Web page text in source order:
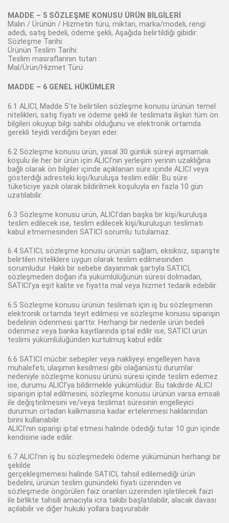
MADDE – 5 SÖZLEŞME KONUSU ÜRÜN BİLGİLERİ
Malın / Ürünün / Hizmetin türü, miktarı, marka/modeli, rengi
adedi, satış bedeli, ödeme şekli, Aşağıda belirtildiği gibidir:
Sözleşme Tarihi:
Ürünün Teslim Tarihi:
Teslim masraflarının tutarı :
Mal/Ürün/Hizmet Türü:
MADDE – 6 GENEL HÜKÜMLER
6.1 ALICI, Madde 5’te belirtilen sözleşme konusu ürünün temel
nitelikleri, satış fiyatı ve ödeme şekli ile teslimata ilişkin tüm ön
bilgileri okuyup bilgi sahibi olduğunu ve elektronik ortamda
gerekli teyidi verdiğini beyan eder.
6.2 Sözleşme konusu ürün, yasal 30 günlük süreyi aşmamak
koşulu ile her bir ürün için ALICI’nın yerleşim yerinin uzaklığına
bağlı olarak ön bilgiler içinde açıklanan süre içinde ALICI veya
gösterdiği adresteki kişi/kuruluşa teslim edilir. Bu süre
tüketiciye yazılı olarak bildirilmek koşuluyla en fazla 10 gün
uzatılabilir.
6.3 Sözleşme konusu ürün, ALICI’dan başka bir kişi/kuruluşa
teslim edilecek ise, teslim edilecek kişi/kuruluşun teslimatı
kabul etmemesinden SATICI sorumlu tutulamaz.
6.4 SATICI, sözleşme konusu ürünün sağlam, eksiksiz, siparişte
belirtilen niteliklere uygun olarak teslim edilmesinden
sorumludur. Haklı bir sebebe dayanmak şartıyla SATICI,
sözleşmeden doğan ifa yükümlülüğünün süresi dolmadan,
SATICI’ya eşit kalite ve fiyatta mal veya hizmet tedarik edebilir.
6.5 Sözleşme konusu ürünün teslimatı için iş bu sözleşmenin
elektronik ortamda teyit edilmesi ve sözleşme konusu siparişin
bedelinin ödenmesi şarttır. Herhangi bir nedenle ürün bedeli
ödenmez veya banka kayıtlarında iptal edilir ise, SATICI ürün
teslimi yükümlülüğünden kurtulmuş kabul edilir.
6.6 SATICI mücbir sebepler veya nakliyeyi engelleyen hava
muhalefeti, ulaşımın kesilmesi gibi olağanüstü durumlar
nedeniyle sözleşme konusu ürünü süresi içinde teslim edemez
ise, durumu ALICI’ya bildirmekle yükümlüdür. Bu takdirde ALICI
siparişin iptal edilmesini, sözleşme konusu ürünün varsa emsali
ile değiştirilmesini ve/veya teslimat süresinin engelleyici
durumun ortadan kalkmasına kadar ertelenmesi haklarından
birini kullanabilir.
ALICI’nın siparişi iptal etmesi halinde ödediği tutar 10 gün içinde
kendisine iade edilir.
6.7 ALICI’nın iş bu sözleşmedeki ödeme yükümünün herhangi bir
şekilde
gerçekleşmemesi halinde SATICI, tahsil edilemediği ürün
bedelini, ürünün teslim günündeki fiyatı üzerinden ve
sözleşmede öngörülen faiz oranları üzerinden işletilecek faizi
ile birlikte tahsili amacıyla icra takibi başlatılabilir, alacak davası
açılabilir ve diğer hukuki yollara başvurabilir.